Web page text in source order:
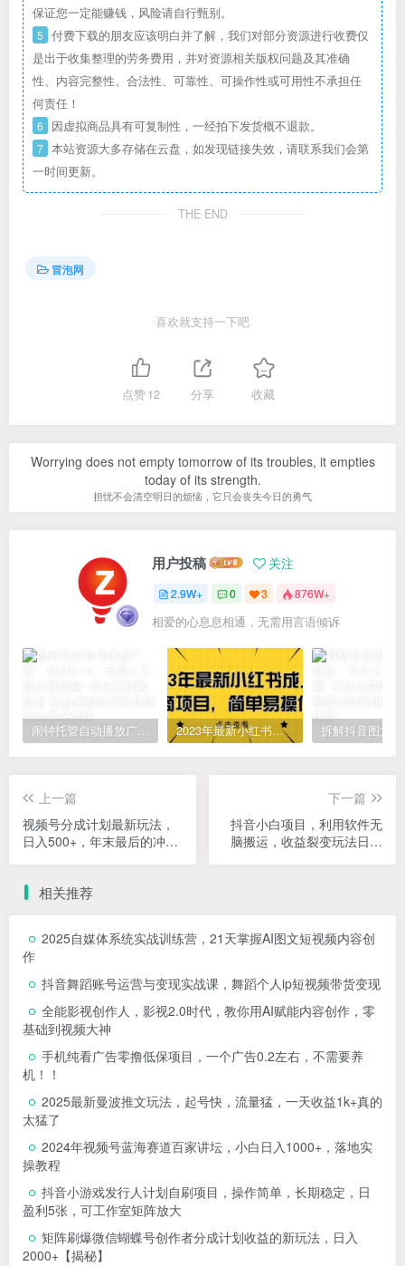
保证您一定能赚钱，风险请自行甄别。
5 付费下载的朋友应该明白并了解，我们对部分资源进行收费仅
是出于收集整理的劳务费用，并对资源相关版权问题及其准确
性、内容完整性、合法性、可靠性、可操作性或可用性不承担任
何责任！
6 因虚拟商品具有可复制性，一经拍下发货概不退款。
7 本站资源大多存储在云盘，如发现链接失效，请联系我们会第
一时间更新。
THE END
冒泡网
喜欢就支持一下吧
点赞12 分享 收藏
Worrying does not empty tomorrow of its troubles, it empties
today of its strength.
担忧不会清空明日的烦恼，它只会丧失今日的勇气
用户投稿 关注
2.9W+ 0 3 876W+
相爱的心息息相通，无需用言语倾诉
闹钟托管自动播放广告，单机5-10，无需人工操作 2023年最新小红书成人电商项目，简单易操作【详细教程】
上一篇
视频号分成计划最新玩法，
日入500+，年末最后的冲刺
下一篇
抖音小白项目，利用软件无
脑搬运，收益裂变玩法日入
相关推荐
2025自媒体系统实战训练营，21天掌握AI图文短视频内容创
作
抖音舞蹈账号运营与变现实战课，舞蹈个人ip短视频带货变现
全能影视创作人，影视2.0时代，教你用AI赋能内容创作，​零
基础到视频大神
手机纯看广告零撸低保项目，一个广告0.2左右，不需要养
机！！
2025最新曼波推文玩法，起号快，流量猛，一天收益1k+真的
太猛了
2024年视频号蓝海赛道百家讲坛，小白日入1000+，落地实
操教程
抖音小游戏发行人计划自刷项目，操作简单，长期稳定，日
盈利5张，可工作室矩阵放大
矩阵刷爆微信蝴蝶号创作者分成计划收益的新玩法，日入
2000+【揭秘】